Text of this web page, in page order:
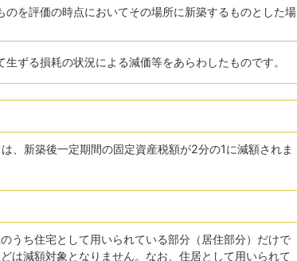
のを評価の時点においてその場所に新築するものとした場
ずる損耗の状況による減価等をあらわしたものです。
、新築後一定期間の固定資産税額が2分の1に減額されま
うち住宅として用いられている部分（居住部分）だけで
は減額対象となりません。なお、住居として用いられて